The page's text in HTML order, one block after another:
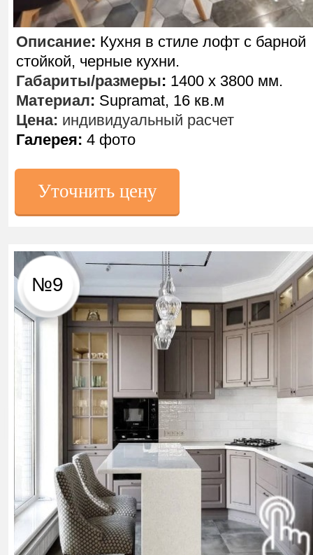
№9
Уточнить цену
Описание: Кухня в стиле лофт с барной
стойкой, черные кухни.
Габариты/размеры: 1400 х 3800 мм.
Материал: Supramat, 16 кв.м
Цена: индивидуальный расчет
Галерея: 4 фото